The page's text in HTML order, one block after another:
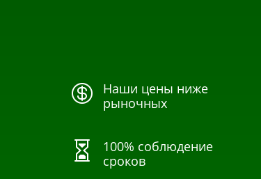

Наши цены ниже
рыночных

100% соблюдение
сроков